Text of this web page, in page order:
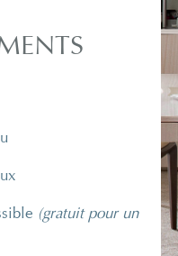
(gratuit pour un